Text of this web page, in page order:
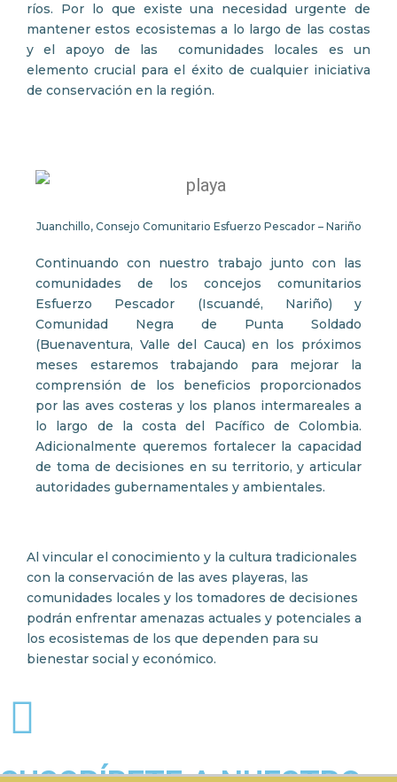
ríos. Por lo que existe una necesidad urgente de
mantener estos ecosistemas a lo largo de las costas
y el apoyo de las comunidades locales es un
elemento crucial para el éxito de cualquier iniciativa
de conservación en la región.
Juanchillo, Consejo Comunitario Esfuerzo Pescador – Nariño
Continuando con nuestro trabajo junto con las
comunidades de los concejos comunitarios
Esfuerzo Pescador (Iscuandé, Nariño) y
Comunidad Negra de Punta Soldado
(Buenaventura, Valle del Cauca) en los próximos
meses estaremos trabajando para mejorar la
comprensión de los beneficios proporcionados
por las aves costeras y los planos intermareales a
lo largo de la costa del Pacífico de Colombia.
Adicionalmente queremos fortalecer la capacidad
de toma de decisiones en su territorio, y articular
autoridades gubernamentales y ambientales.
Al vincular el conocimiento y la cultura tradicionales
con la conservación de las aves playeras, las
comunidades locales y los tomadores de decisiones
podrán enfrentar amenazas actuales y potenciales a
los ecosistemas de los que dependen para su
bienestar social y económico.